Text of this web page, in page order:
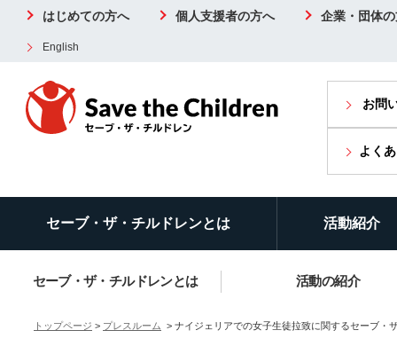
はじめての方へ 個人支援者の方へ 企業・団体
English
お問
よく
セーブ・ザ・チルドレンとは 活動紹介
セーブ・ザ・チルドレンとは 活動の紹介
トップページ > プレスルーム > ナイジェリアでの女子生徒拉致に関するセーブ・